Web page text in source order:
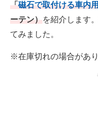
経営リーダーのコミュニ
マーケ×ITの今がよく分かる
ITエンジニア向け専門サ
企業向けIT製品の総合サ
「磁石で取付ける車内
ーテン）を紹介します
てみました。
※在庫切れの場合があ